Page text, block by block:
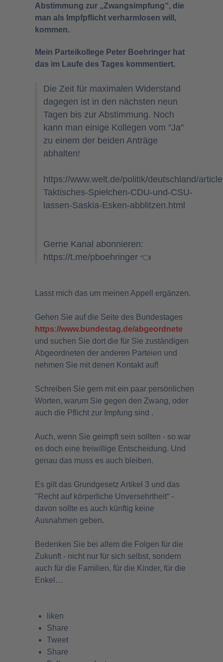
Abstimmung zur „Zwangsimpfung“, die
man als Impfpflicht verharmlosen will,
kommen.
Mein Parteikollege Peter Boehringer hat
das im Laufe des Tages kommentiert.
Die Zeit für maximalen Widerstand
dagegen ist in den nächsten neun
Tagen bis zur Abstimmung. Noch
kann man einige Kollegen vom "Ja"
zu einem der beiden Anträge
abhalten!
https://www.welt.de/politik/deutschland/
Taktisches-Spielchen-CDU-und-CSU-
lassen-Saskia-Esken-abblitzen.html
Gerne Kanal abonnieren:
https://t.me/pboehringer 👈
Lasst mich das um meinen Appell ergänzen.
Gehen Sie auf die Seite des Bundestages
https://www.bundestag.de/abgeordnete
und suchen Sie dort die für Sie zuständigen
Abgeordneten der anderen Parteien und
nehmen Sie mit denen Kontakt auf!
Schreiben Sie gern mit ein paar persönlichen
Worten, warum Sie gegen den Zwang, oder
auch die Pflicht zur Impfung sind .
Auch, wenn Sie geimpft sein sollten - so war
es doch eine freiwillige Entscheidung. Und
genau das muss es auch bleiben.
Es gilt das Grundgesetz Artikel 3 und das
"Recht auf körperliche Unversehrtheit“ -
davon sollte es auch künftig keine
Ausnahmen geben.
Bedenken Sie bei allem die Folgen für die
Zukunft - nicht nur für sich selbst, sondern
auch für die Familien, für die Kinder, für die
Enkel…
liken
Share
Tweet
Share